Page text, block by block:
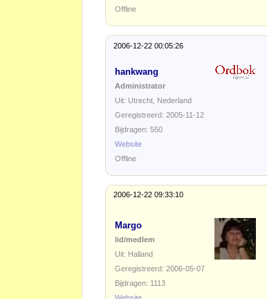
Offline
2006-12-22 00:05:26
hankwang
Administrator
Uit: Utrecht, Nederland
Geregistreerd: 2005-11-12
Bijdragen: 550
Website
Offline
2006-12-22 09:33:10
Margo
lid/medlem
Uit: Halland
Geregistreerd: 2006-05-07
Bijdragen: 1113